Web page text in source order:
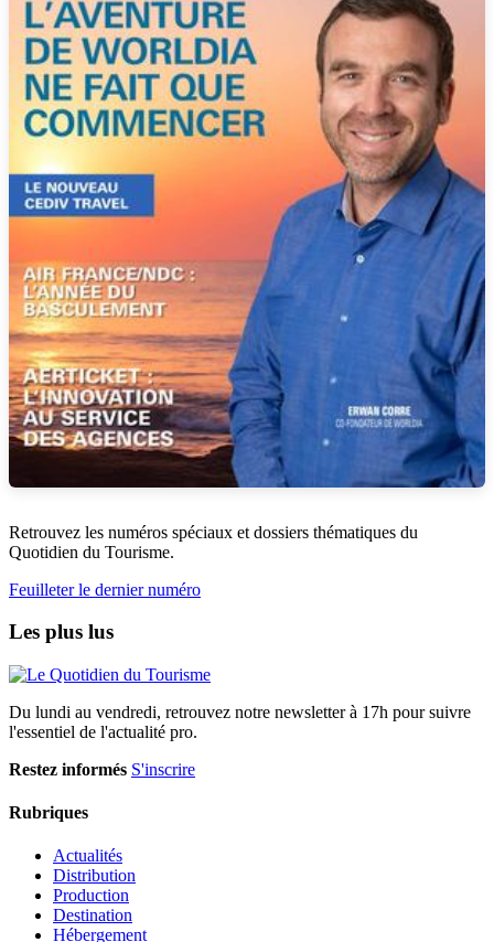
Retrouvez les numéros spéciaux et dossiers thématiques du
Quotidien du Tourisme.
Feuilleter le dernier numéro
Les plus lus
Du lundi au vendredi, retrouvez notre newsletter à 17h pour suivre
l'essentiel de l'actualité pro.
Restez informés S'inscrire
Rubriques
Actualités
Distribution
Production
Destination
Hébergement